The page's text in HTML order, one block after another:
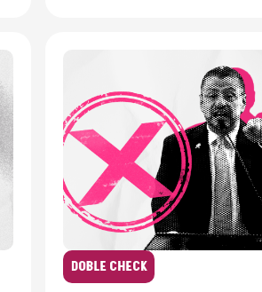
DOBLE CHECK